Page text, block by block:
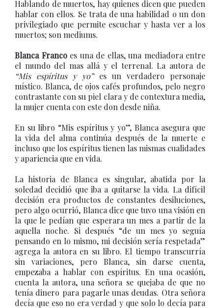
Hablando de muertos, hay quienes dicen que pueden
hablar con ellos. Se trata de una habilidad o un don
privilegiado que permite escuchar y hasta ver a los
muertos; son mediums.
Blanca Francoes una de ellas, una mediadora entre
el mundo del mas allá y el terrenal. La autora de
“Mis espíritus y yo”es un verdadero personaje
místico. Blanca, de ojos cafés profundos, pelo negro
contrastante con su piel clara y de contextura media,
la mujer cuenta con este don desde niña.
En su libro “Mis espíritus y yo”, Blanca asegura que
la vida del alma continúa después de la muerte e
incluso que los espíritus tienen las mismas cualidades
y apariencia que en vida.
La historia de Blanca es singular, abatida por la
soledad decidió que iba a quitarse la vida. La difícil
decisión era productos de constantes desiluciones,
pero algo ocurrió, Blanca dice que tuvo una visión en
la que le pedían que esperara un mes a partir de la
aquella noche. Si después “de un mes yo seguía
pensando en lo mismo, mi decisión sería respetada”
agrega la autora en su libro. El tiempo transcurría
sin variaciones, pero Blanca, sin darse cuenta,
empezaba a hablar con espíritus. En una ocasión,
cuenta la autora, una señora se quejaba de que no
tenía dinero para pagarle unas deudas. Otra señora
decía que eso no era verdad y que solo lo decía para